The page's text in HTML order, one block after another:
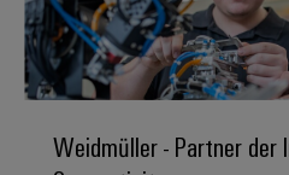
erlebbar
werden.
Datencenter
und
Produkte
DC-
u-
Leiterplattenklemmen
Gehäusesysteme
und
komponenten
Fast
Delivery
Vertrieb uns
Promotionfahrzeug
Weidmüller
Zahlen
Fakten
Stellen
für
Berufserfahrene
Weidmüller - Partner der